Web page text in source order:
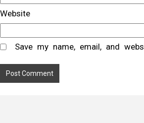
Website
Save my name, email, and